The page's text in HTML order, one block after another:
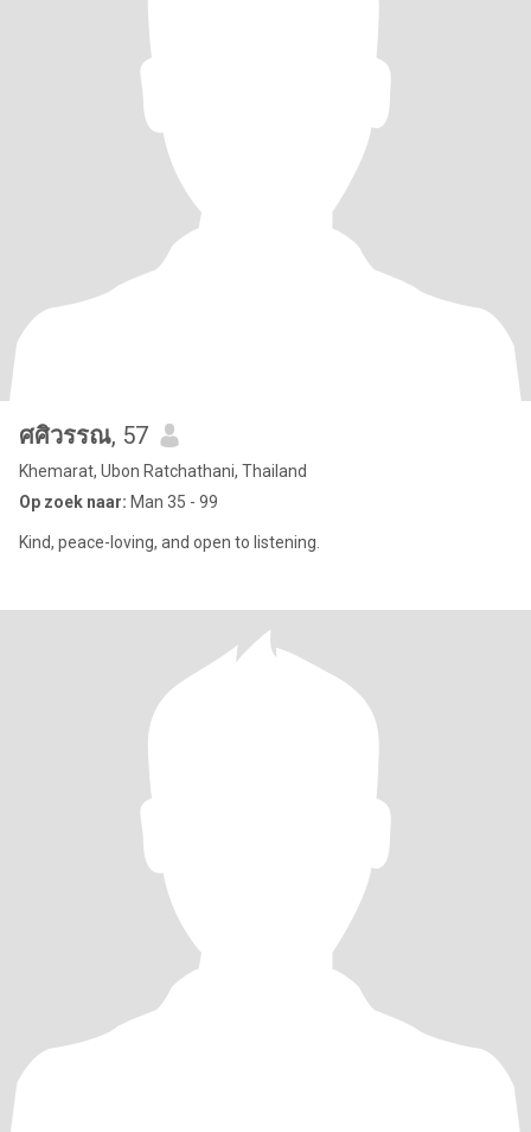
ศศิวรรณ, 57
Khemarat, Ubon Ratchathani, Thailand
Op zoek naar: Man 35 - 99
Kind, peace-loving, and open to listening.